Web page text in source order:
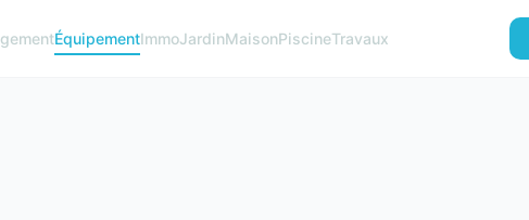
ÉquipementImmoJardinMaisonPiscineTravaux